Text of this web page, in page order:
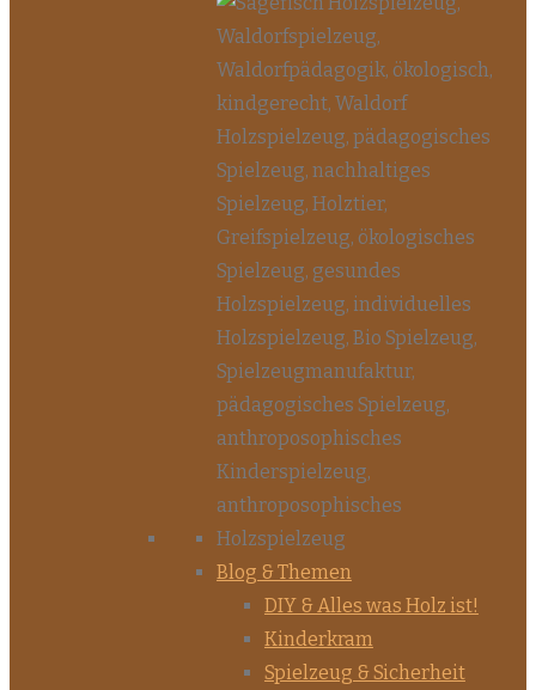
Blog & Themen
DIY & Alles was Holz ist!
Kinderkram
Spielzeug & Sicherheit